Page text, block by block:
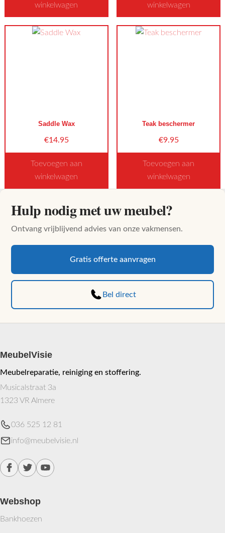
winkelwagen
product
gekozen
worden
op
de
productpagina
winkelwagen
product
gekozen
worden
op
de
productpagina
Saddle Wax
€14.95
Toevoegen aan
winkelwagen
product
heeft
meerdere
variaties.
Deze
worden
op
Teak beschermer
€9.95
Toevoegen aan
winkelwagen
Hulp nodig met uw meubel?
Ontvang vrijblijvend advies van onze vakmensen.
Gratis offerte aanvragen
Bel direct
MeubelVisie
Meubelreparatie, reiniging en stoffering.
Musicalstraat 3a
1323 VR Almere
036 525 12 81
info@meubelvisie.nl
Webshop
Bankhoezen